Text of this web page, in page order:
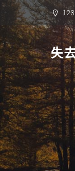
Skip
to
content
失